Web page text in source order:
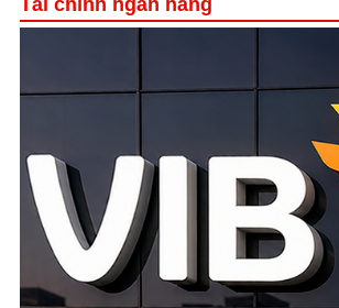
Tài chính ngân hàng